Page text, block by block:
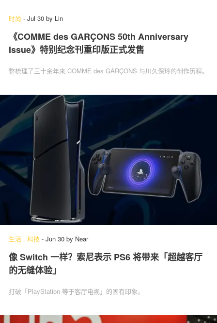
时尚 - Jul 30 by Lin
《COMME des GARÇONS 50th Anniversary
Issue》特别纪念刊重印版正式发售
整梳理了三十余年来 COMME des GARÇONS 与川久保玲的创作历程。
生活 . 科技 - Jun 30 by Near
像 Switch 一样？索尼表示 PS6 将带来「超越客厅
的无缝体验」
打破「PlayStation 等于客厅电视」的固有印象。